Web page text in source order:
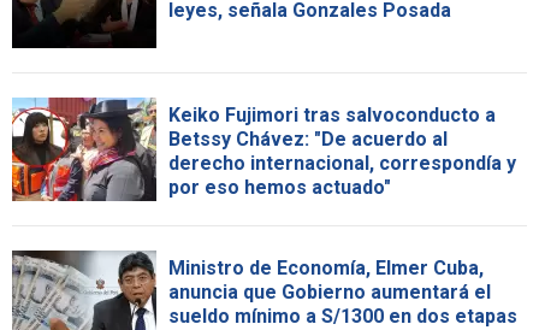
leyes, señala Gonzales Posada
Keiko Fujimori tras salvoconducto a
Betssy Chávez: "De acuerdo al
derecho internacional, correspondía y
por eso hemos actuado"
Ministro de Economía, Elmer Cuba,
anuncia que Gobierno aumentará el
sueldo mínimo a S/1300 en dos etapas